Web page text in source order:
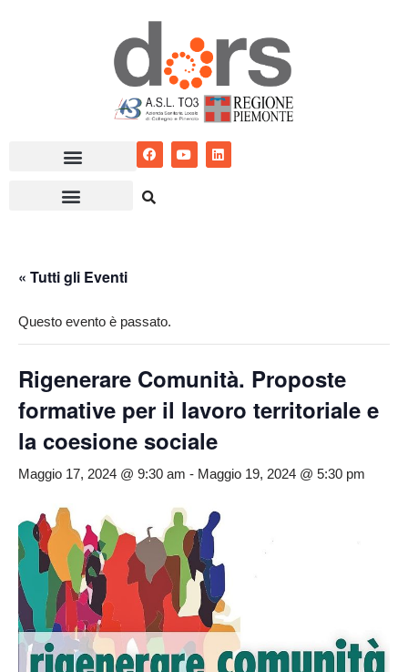
« Tutti gli Eventi
Questo evento è passato.
Rigenerare Comunità. Proposte
formative per il lavoro territoriale e
la coesione sociale
Maggio 17, 2024 @ 9:30 am - Maggio 19, 2024 @ 5:30 pm